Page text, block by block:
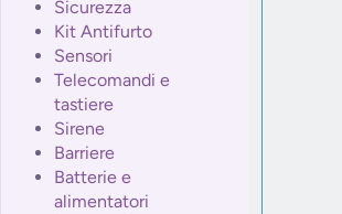
Sicurezza
Kit Antifurto
Sensori
Telecomandi e
tastiere
Sirene
Barriere
Batterie e
alimentatori